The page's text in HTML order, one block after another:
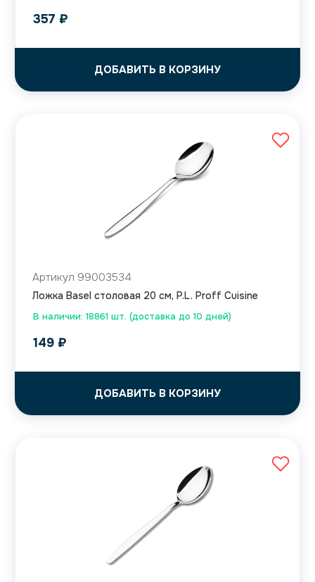
357 ₽
ДОБАВИТЬ В КОРЗИНУ
В наличии: 18861 шт. (доставка до 10 дней)
Артикул 99003534
Ложка Basel столовая 20 см, P.L. Proff Cuisine
149 ₽
ДОБАВИТЬ В КОРЗИНУ